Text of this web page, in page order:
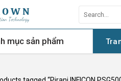
for:
mục sản phẩm